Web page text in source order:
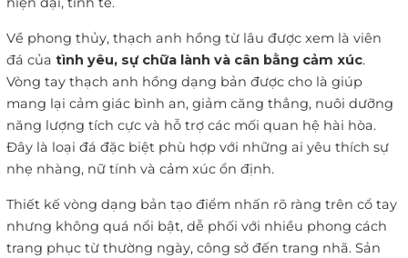
Về phong thủy, thạch anh hồng từ lâu được xem là viên
đá của tình yêu, sự chữa lành và cân bằng cảm xúc.
Vòng tay thạch anh hồng dạng bản được cho là giúp
mang lại cảm giác bình an, giảm căng thẳng, nuôi dưỡng
năng lượng tích cực và hỗ trợ các mối quan hệ hài hòa.
Đây là loại đá đặc biệt phù hợp với những ai yêu thích sự
nhẹ nhàng, nữ tính và cảm xúc ổn định.
Thiết kế vòng dạng bản tạo điểm nhấn rõ ràng trên cổ tay
nhưng không quá nổi bật, dễ phối với nhiều phong cách
trang phục từ thường ngày, công sở đến trang nhã. Sản